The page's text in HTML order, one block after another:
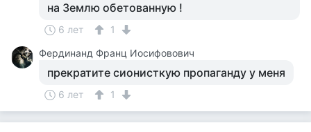
на Землю обетованную !
6 лет
1
Фердинанд Франц Иосифовович
прекратите сионисткую пропаганду у меня
6 лет 1